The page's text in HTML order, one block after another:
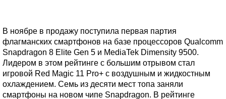
В ноябре в продажу поступила первая партия
флагманских смартфонов на базе процессоров Qualcomm
Snapdragon 8 Elite Gen 5 и MediaTek Dimensity 9500.
Лидером в этом рейтинге с большим отрывом стал
игровой Red Magic 11 Pro+ с воздушным и жидкостным
охлаждением. Семь из десяти мест топа заняли
смартфоны на новом чипе Snapdragon. В рейтинге